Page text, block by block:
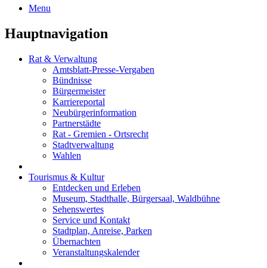
Menu
Hauptnavigation
Rat & Verwaltung
Amtsblatt-Presse-Vergaben
Bündnisse
Bürgermeister
Karriereportal
Neubürgerinformation
Partnerstädte
Rat - Gremien - Ortsrecht
Stadtverwaltung
Wahlen
Tourismus & Kultur
Entdecken und Erleben
Museum, Stadthalle, Bürgersaal, Waldbühne
Sehenswertes
Service und Kontakt
Stadtplan, Anreise, Parken
Übernachten
Veranstaltungskalender